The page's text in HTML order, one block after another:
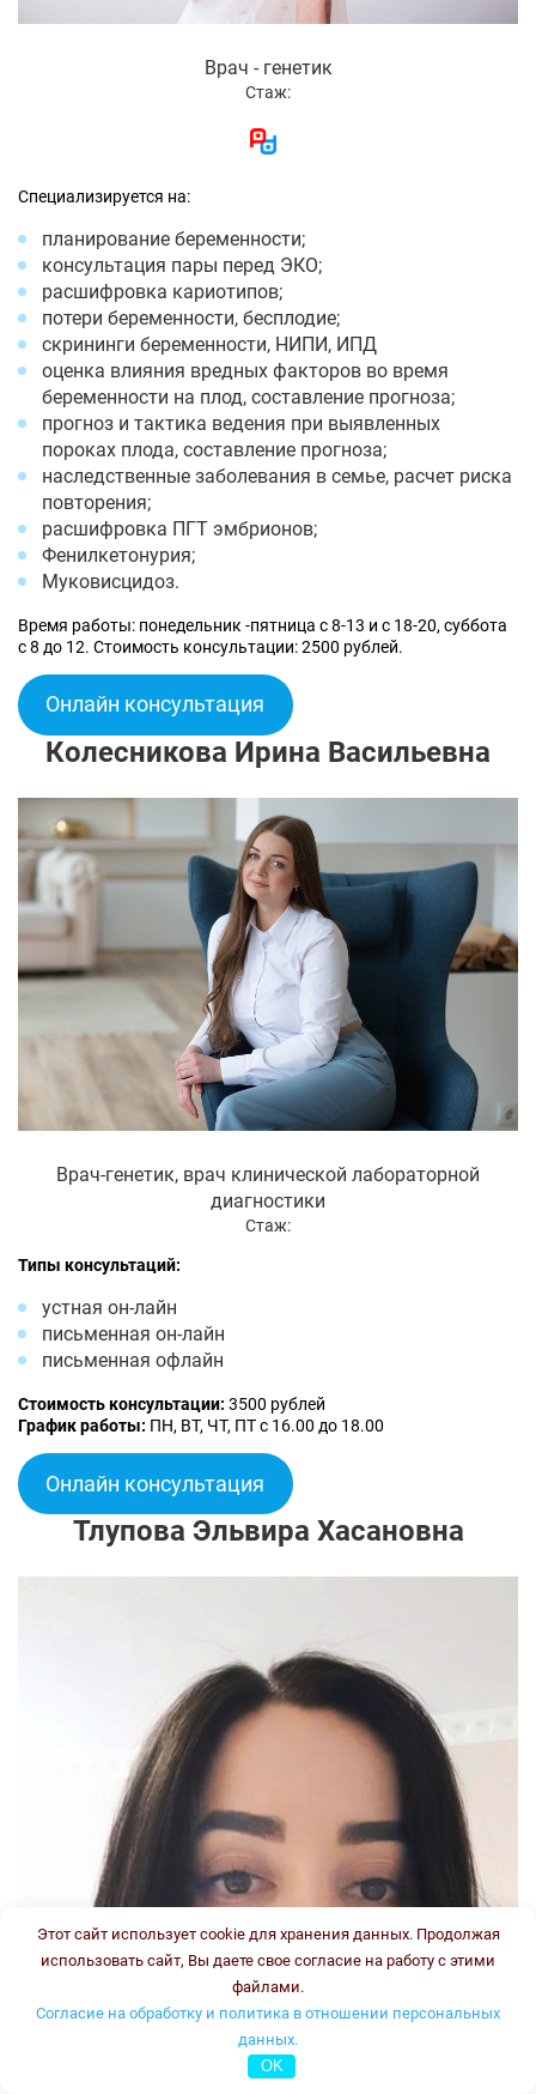
Врач - генетик
Стаж:
Специализируется на:
планирование беременности;
консультация пары перед ЭКО;
расшифровка кариотипов;
потери беременности, бесплодие;
скрининги беременности, НИПИ, ИПД
оценка влияния вредных факторов во время
беременности на плод, составление прогноза;
прогноз и тактика ведения при выявленных
пороках плода, составление прогноза;
наследственные заболевания в семье, расчет риска
повторения;
расшифровка ПГТ эмбрионов;
Фенилкетонурия;
Муковисцидоз.
Время работы: понедельник -пятница с 8-13 и с 18-20, суббота
с 8 до 12. Стоимость консультации: 2500 рублей.
Онлайн консультация
Колесникова Ирина Васильевна
Врач-генетик, врач клинической лабораторной
диагностики
Стаж:
Типы консультаций:
устная он-лайн
письменная он-лайн
письменная офлайн
Стоимость консультации: 3500 рублей
График работы: ПН, ВТ, ЧТ, ПТ с 16.00 до 18.00
Онлайн консультация
Тлупова Эльвира Хасановна
Этот сайт использует cookie для хранения данных. Продолжая
использовать сайт, Вы даете свое согласие на работу с этими
файлами.
Согласие на обработку и политика в отношении персональных
данных.
OK